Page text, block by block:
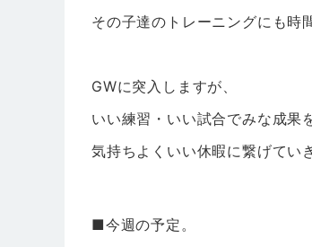
その子達のトレーニングにも時
GWに突入しますが、
いい練習・いい試合でみな成果
気持ちよくいい休暇に繋げてい
■今週の予定。